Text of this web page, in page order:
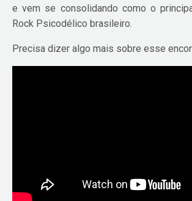
e vem se consolidando como o
Rock Psicodélico brasileiro.
Precisa dizer algo mais sobre esse